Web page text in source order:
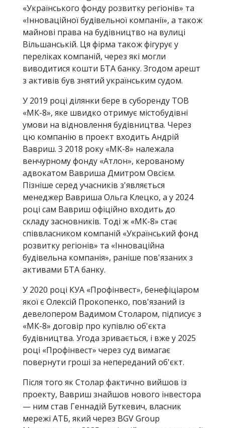
«Українського фонду розвитку регіонів» та
«Інноваційної будівельної компанії», а також
майнові права на будівництво на вулиці
Вільшанській. Ця фірма також фігурує у
переліках компаній, через які могли
виводитися кошти БТА банку. Згодом арешт
з активів був знятий українським судом.
У 2019 році ділянки бере в суборенду ТОВ
«МК-8», яке швидко отримує містобудівні
умови на відновлення будівництва. Через
цю компанію в проект входить Андрій
Вавриш. З 2018 року «МК-8» належала
венчурному фонду «Атлон», керованому
адвокатом Вавриша Дмитром Овсієм.
Пізніше серед учасників з'являється
менеджер Вавриша Ольга Клецко, а у 2024
році сам Вавриш офіційно входить до
складу засновників. Тоді ж «МК-8» стає
співвласником компаній «Український фонд
розвитку регіонів» та «Інноваційна
будівельна компанія», раніше пов'язаних з
активами БТА банку.
У 2020 році КУА «Профінвест», бенефіціаром
якої є Олексій Прокопенко, пов'язаний із
девелопером Вадимом Столаром, підписує з
«МК-8» договір про купівлю об'єкта
будівництва. Угода зривається, і вже у 2025
році «Профінвест» через суд вимагає
повернути гроші за непереданий об'єкт.
Після того як Столар фактично вийшов із
проекту, Вавриш знайшов нового інвестора
— ним став Геннадій Буткевич, власник
мережі АТБ, який через BGV Group